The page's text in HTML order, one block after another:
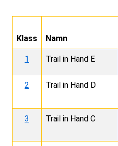
Klass Namn
1 Trail in Hand E
2 Trail in Hand D
3 Trail in Hand C